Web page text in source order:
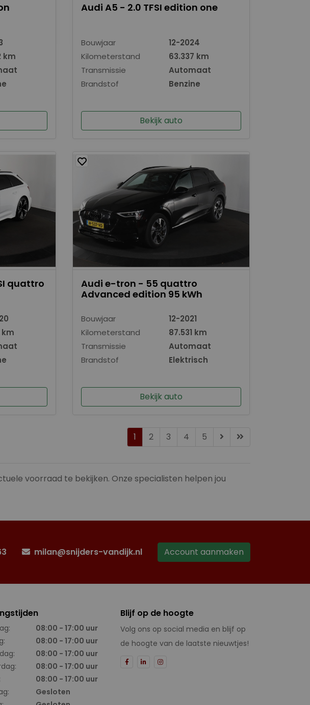
km
Audi A5 - 2.0 TFSI edition one
Bouwjaar
12-2024
Kilometerstand
63.337 km
Transmissie
Automaat
Brandstof
Benzine
Bekijk auto
quattro
km
Audi e-tron - 55 quattro
Advanced edition 95 kWh
Bouwjaar
12-2021
Kilometerstand
87.531 km
Transmissie
Automaat
Brandstof
Elektrisch
Bekijk auto
1 2 3 4 5
voorraad te bekijken. Onze specialisten helpen jou
milan@snijders-vandijk.nl Account aanmaken
08:00 - 17:00 uur
08:00 - 17:00 uur
08:00 - 17:00 uur
08:00 - 17:00 uur
08:00 - 17:00 uur
Gesloten
Blijf op de hoogte
Volg ons op social media en blijf op
de hoogte van de laatste nieuwtjes!